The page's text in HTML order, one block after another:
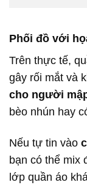
Phối đồ với
Trên thực tế,
gây rối mắt và
cho người
bèo nhún hay
Nếu tự tin vào
bạn có thể mix
lớp quần áo